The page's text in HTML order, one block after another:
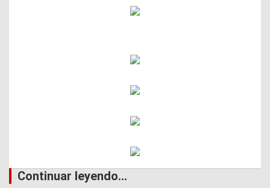
Continuar leyendo...